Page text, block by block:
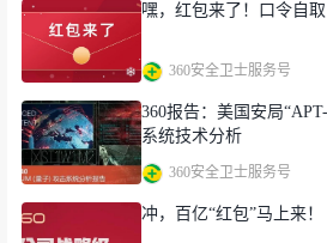
字化掉队的风险，处于数字化的
钱、没人、没技术、没效果、没
当前，大型企业的数字化转型已
了快车道，在充足的资金、技术
企业级软件和云服务让企业的生
了降本增效和高质量发展。大型
嘿，红包来了！口令自取
360安全卫士服务号
360报告：美国安局
系统技术分析
360安全卫士服务号
冲，百亿“红包”马上来！